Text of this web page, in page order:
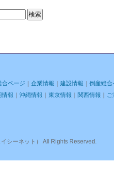
合ページ ｜ 企業情報 ｜ 建設情報 ｜ 倒産総合
情報 ｜ 沖縄情報 ｜ 東京情報 ｜ 関西情報 ｜
シーネット） All Rights Reserved.